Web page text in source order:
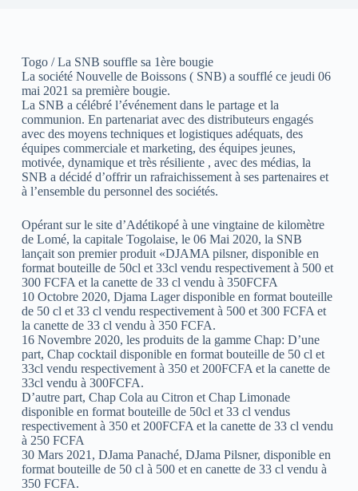
Togo / La SNB souffle sa 1ère bougie
La société Nouvelle de Boissons ( SNB) a soufflé ce jeudi 06
mai 2021 sa première bougie.
La SNB a célébré l’événement dans le partage et la
communion. En partenariat avec des distributeurs engagés
avec des moyens techniques et logistiques adéquats, des
équipes commerciale et marketing, des équipes jeunes,
motivée, dynamique et très résiliente , avec des médias, la
SNB a décidé d’offrir un rafraichissement à ses partenaires et
à l’ensemble du personnel des sociétés.
Opérant sur le site d’Adétikopé à une vingtaine de kilomètre
de Lomé, la capitale Togolaise, le 06 Mai 2020, la SNB
lançait son premier produit «DJAMA pilsner, disponible en
format bouteille de 50cl et 33cl vendu respectivement à 500 et
300 FCFA et la canette de 33 cl vendu à 350FCFA
10 Octobre 2020, Djama Lager disponible en format bouteille
de 50 cl et 33 cl vendu respectivement à 500 et 300 FCFA et
la canette de 33 cl vendu à 350 FCFA.
16 Novembre 2020, les produits de la gamme Chap: D’une
part, Chap cocktail disponible en format bouteille de 50 cl et
33cl vendu respectivement à 350 et 200FCFA et la canette de
33cl vendu à 300FCFA.
D’autre part, Chap Cola au Citron et Chap Limonade
disponible en format bouteille de 50cl et 33 cl vendus
respectivement à 350 et 200FCFA et la canette de 33 cl vendu
à 250 FCFA
30 Mars 2021, DJama Panaché, DJama Pilsner, disponible en
format bouteille de 50 cl à 500 et en canette de 33 cl vendu à
350 FCFA.